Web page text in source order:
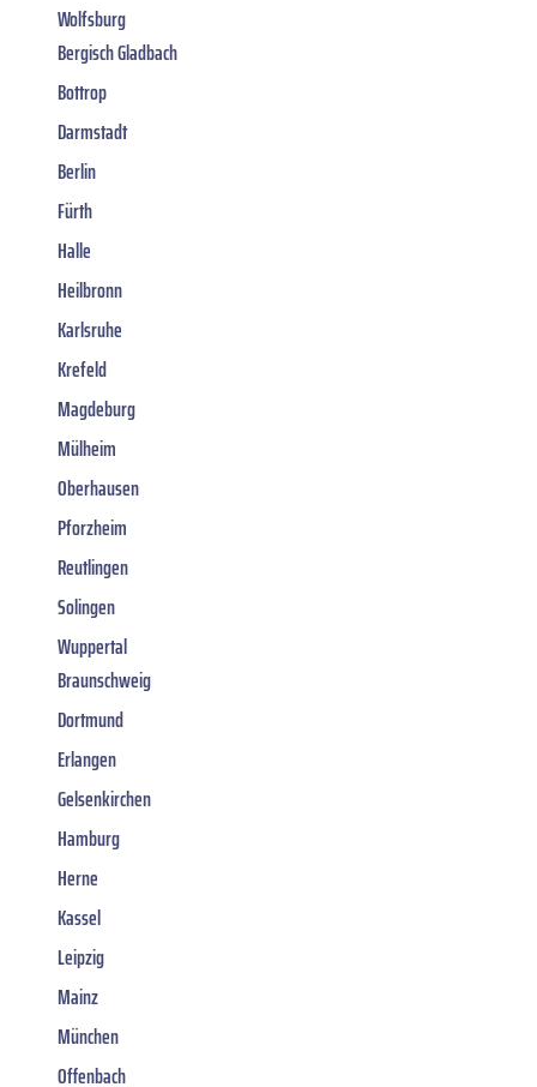
Wolfsburg
Bergisch Gladbach
Bottrop
Darmstadt
Berlin
Fürth
Halle
Heilbronn
Karlsruhe
Krefeld
Magdeburg
Mülheim
Oberhausen
Pforzheim
Reutlingen
Solingen
Wuppertal
Braunschweig
Dortmund
Erlangen
Gelsenkirchen
Hamburg
Herne
Kassel
Leipzig
Mainz
München
Offenbach